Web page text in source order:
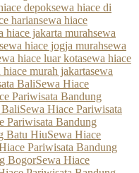
depoksewa hiace di
hariansewa hiace
hiace jakarta murahsewa
sewa hiace jogja murahsewa
hiace luar kotasewa hiace
hiace murah jakartasewa
BaliSewa Hiace
Pariwisata Bandung
BaliSewa Hiace Pariwisata
Pariwisata Bandung
Batu HiuSewa Hiace
Pariwisata Bandung
BogorSewa Hiace